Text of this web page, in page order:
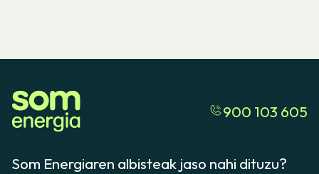
900 103 605
Som Energiaren albisteak jaso nahi dituzu?